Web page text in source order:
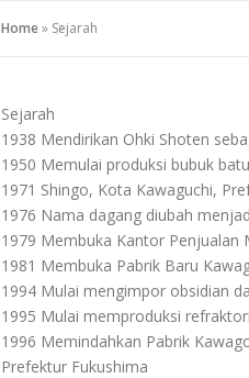
Home» Sejarah
Sejarah
1938 Mendirikan Ohki Shoten
1950 Memulai produksi bubuk
1971 Shingo, Kota Kawaguchi,
1976 Nama dagang diubah
1979 Membuka Kantor
1981 Membuka Pabrik Baru
1994 Mulai mengimpor obsidian
1995 Mulai memproduksi
1996 Memindahkan Pabrik
Prefektur Fukushima